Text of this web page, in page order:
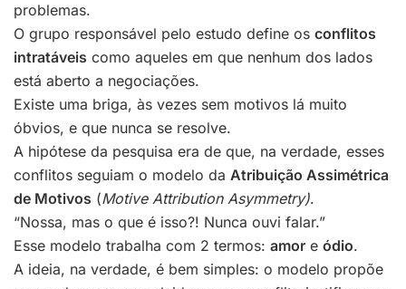
problemas.
O grupo responsável pelo estudo define os conflitos
intratáveis como aqueles em que nenhum dos lados
está aberto a negociações.
Existe uma briga, às vezes sem motivos lá muito
óbvios, e que nunca se resolve.
A hipótese da pesquisa era de que, na verdade, esses
conflitos seguiam o modelo da Atribuição Assimétrica
de Motivos (Motive Attribution Asymmetry).
“Nossa, mas o que é isso?! Nunca ouvi falar.”
Esse modelo trabalha com 2 termos: amor e ódio.
A ideia, na verdade, é bem simples: o modelo propõe